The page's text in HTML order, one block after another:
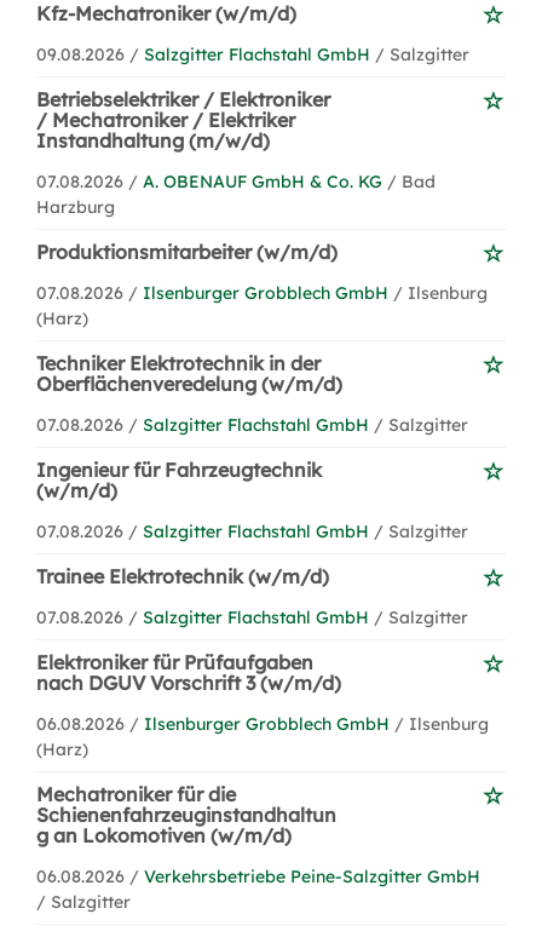
Kfz-Mechatroniker (w/m/d)
09.08.2026 / Salzgitter Flachstahl GmbH / Salzgitter
Betriebselektriker / Elektroniker
/ Mechatroniker / Elektriker
Instandhaltung (m/w/d)
07.08.2026 / A. OBENAUF GmbH & Co. KG / Bad
Harzburg
Produktionsmitarbeiter (w/m/d)
07.08.2026 / Ilsenburger Grobblech GmbH / Ilsenburg
(Harz)
Techniker Elektrotechnik in der
Oberflächenveredelung (w/m/d)
07.08.2026 / Salzgitter Flachstahl GmbH / Salzgitter
Ingenieur für Fahrzeugtechnik
(w/m/d)
07.08.2026 / Salzgitter Flachstahl GmbH / Salzgitter
Trainee Elektrotechnik (w/m/d)
07.08.2026 / Salzgitter Flachstahl GmbH / Salzgitter
Elektroniker für Prüfaufgaben
nach DGUV Vorschrift 3 (w/m/d)
06.08.2026 / Ilsenburger Grobblech GmbH / Ilsenburg
(Harz)
Mechatroniker für die
Schienenfahrzeuginstandhaltun
g an Lokomotiven (w/m/d)
06.08.2026 / Verkehrsbetriebe Peine-Salzgitter GmbH
/ Salzgitter